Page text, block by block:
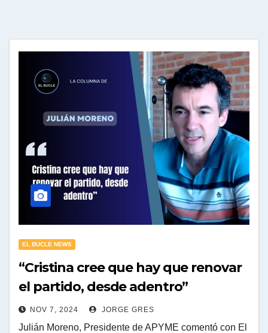
EL BUCLE NEWS
“Cristina cree que hay que renovar
el partido, desde adentro”
NOV 7, 2024 JORGE GRES
Julián Moreno, Presidente de APYME comentó con El